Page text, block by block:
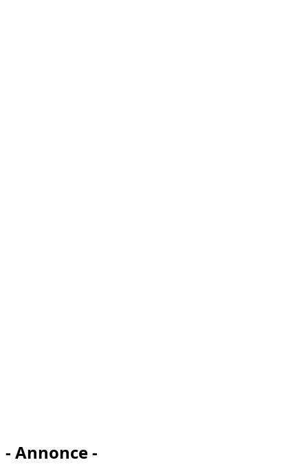
- Annonce -